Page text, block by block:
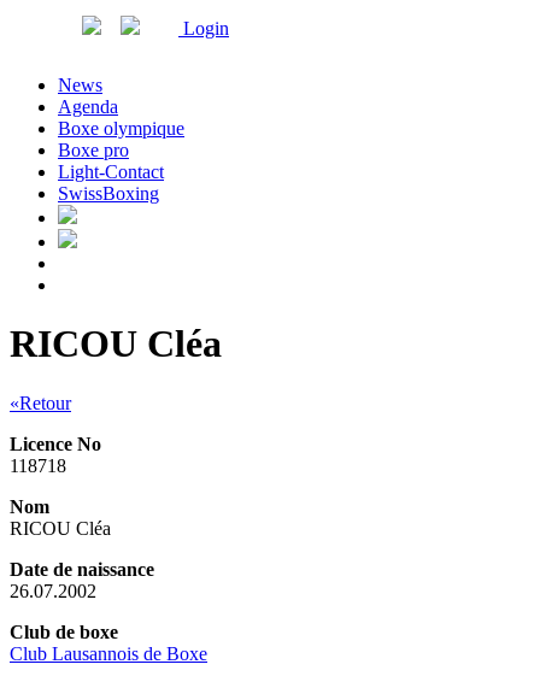
Login
News
Agenda
Boxe olympique
Boxe pro
Light-Contact
SwissBoxing
RICOU Cléa
«Retour
Licence No
118718
Nom
RICOU Cléa
Date de naissance
26.07.2002
Club de boxe
Club Lausannois de Boxe